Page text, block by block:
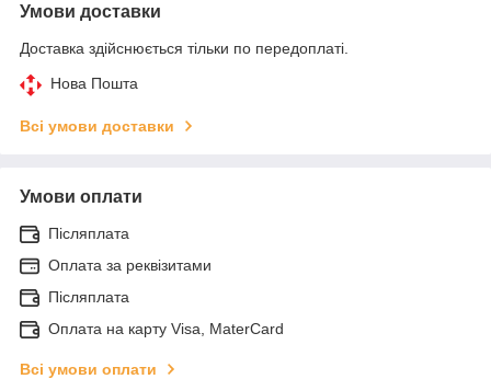
Умови доставки
Доставка здійснюється тільки по передоплаті.
Нова Пошта
Всі умови доставки
Умови оплати
Післяплата
Оплата за реквізитами
Післяплата
Оплата на карту Visa, MaterCard
Всі умови оплати